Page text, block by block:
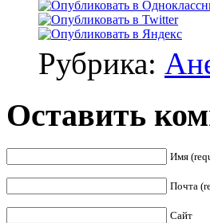
Рубрика:
Оставить
Имя
Почта
Сайт